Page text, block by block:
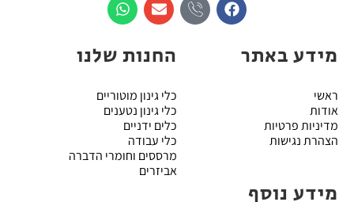
מידע באתר
ראשי
אודות
מדיניות פרטיות
הצהרת נגישות
החנות שלנו
כלי גינון מוטוריים
כלי גינון נטענים
כלים ידניים
כלי עבודה
מרססים וחומרי הדברה
אביזרים
מידע נוסף